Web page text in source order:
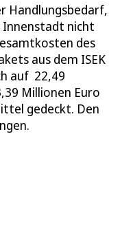
Handlungsbedarf,
nicht
des
aus dem ISEK
auf 22,49
Millionen Euro
gedeckt. Den